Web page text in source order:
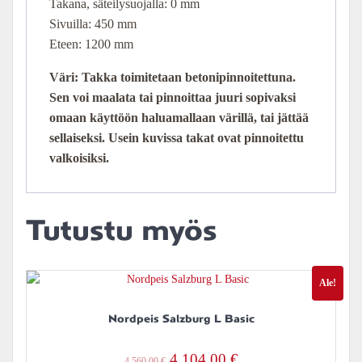
Takana, säteilysuojalla: 0 mm
Sivuilla: 450 mm
Eteen: 1200 mm
Väri: Takka toimitetaan betonipinnoitettuna.
Sen voi maalata tai pinnoittaa juuri sopivaksi
omaan käyttöön haluamallaan värillä, tai jättää
sellaiseksi. Usein kuvissa takat ovat pinnoitettu
valkoisiksi.
Tutustu myös
Ale!
Nordpeis Salzburg L Basic
AlkuperäinenNykyinen